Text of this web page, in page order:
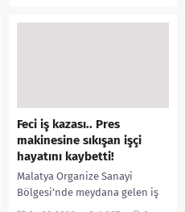
Feci iş kazası.. Pres
makinesine sıkışan işçi
hayatını kaybetti!
Malatya Organize Sanayi
Bölgesi’nde meydana gelen iş
kazasında, pres makinesine